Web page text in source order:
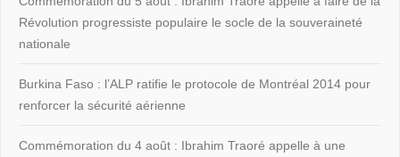
Révolution progressiste populaire le socle de la souveraineté
nationale
Burkina Faso : l’ALP ratifie le protocole de Montréal 2014 pour
renforcer la sécurité aérienne
Commémoration du 4 août : Ibrahim Traoré appelle à une